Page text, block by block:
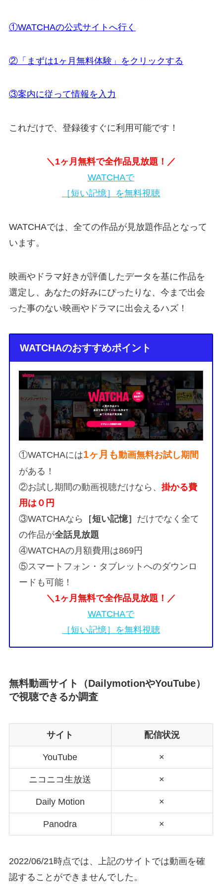
①WATCHAの公式サイトへ行く
②「まずは1ヶ月無料体験」をクリックする
③案内に従って情報を入力
これだけで、登録後すぐに利用可能です！
＼1ヶ月無料で全作品見放題！／
WATCHAで
［短い記憶］を無料視聴
WATCHAでは、全ての作品が見放題作品となって
います。
映画やドラマ好きが評価したデータを基に作品を
選定し、あなたの好みにぴったりな、今まで出会
った事のない映画やドラマに出会えるハズ！
WATCHAのおすすめポイント
①WATCHAには1ヶ月も動画無料お試し期間
がある！
②お試し期間の動画視聴だけなら、 掛かる費
用は０円
③WATCHAなら
［短い記憶］ だけでなく全て
の作品が全話見放題
④WATCHAの月額費用は869円
⑤スマートフォン・タブレットへのダウンロ
ードも可能！
＼1ヶ月無料で全作品見放題！／
WATCHAで
［短い記憶］を無料視聴
無料動画サイト（DailymotionやYouTube）
で視聴できるか調査
サイト 配信状況
YouTube ×
ニコニコ生放送 ×
Daily Motion ×
Panodra ×
2022/06/21時点では、上記のサイトでは動画を確
認することができませんでした。